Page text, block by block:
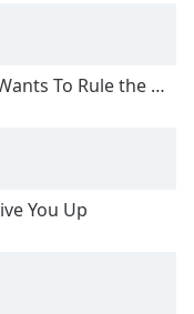
To Rule the World
You Up